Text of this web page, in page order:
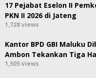
17 Pejabat Eselon II
PKN II 2026 di Jateng
1,728 views
Kantor BPD GBI Maluku
Ambon Tekankan Tiga
1,505 views